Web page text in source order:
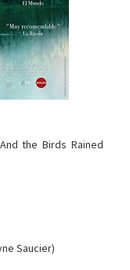
the Birds Rained
Saucier)